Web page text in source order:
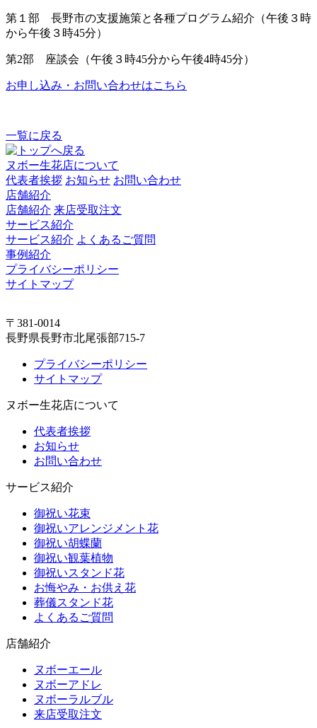
第１部 長野市の支援施策と各種プログラム紹介（午後３時
から午後３時45分）
第2部 座談会（午後３時45分から午後4時45分）
お申し込み・お問い合わせはこちら
一覧に戻る
ヌボー生花店について
代表者挨拶 お知らせ お問い合わせ
店舗紹介
店舗紹介 来店受取注文
サービス紹介
サービス紹介 よくあるご質問
事例紹介
プライバシーポリシー
サイトマップ
〒381-0014
長野県長野市北尾張部715-7
プライバシーポリシー
サイトマップ
ヌボー生花店について
代表者挨拶
お知らせ
お問い合わせ
サービス紹介
御祝い花束
御祝いアレンジメント花
御祝い胡蝶蘭
御祝い観葉植物
御祝いスタンド花
お悔やみ・お供え花
葬儀スタンド花
よくあるご質問
店舗紹介
ヌボーエール
ヌボーアドレ
ヌボーラルブル
来店受取注文